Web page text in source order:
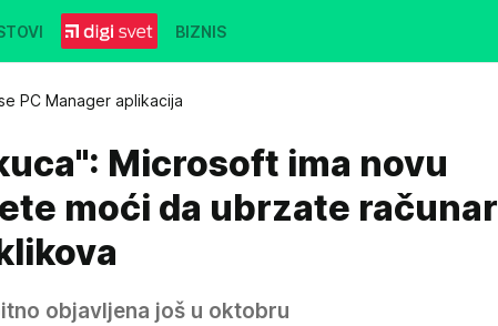
BIZNIS
PC Manager aplikacija
Microsoft ima novu
moći da ubrzate računar
objavljena još u oktobru